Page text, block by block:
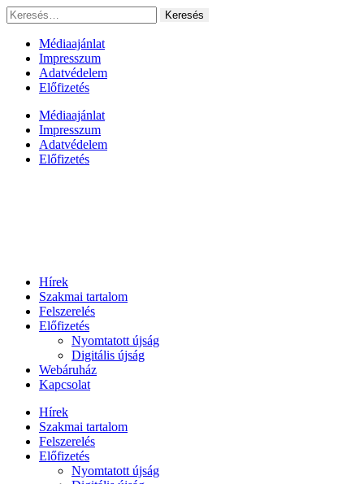
Ugrás
a
tartalomhoz
Keresés:
Médiaajánlat
Impresszum
Adatvédelem
Előfizetés
Médiaajánlat
Impresszum
Adatvédelem
Előfizetés
Hírek
Szakmai tartalom
Felszerelés
Előfizetés
Nyomtatott újság
Digitális újság
Webáruház
Kapcsolat
Hírek
Szakmai tartalom
Felszerelés
Előfizetés
Nyomtatott újság